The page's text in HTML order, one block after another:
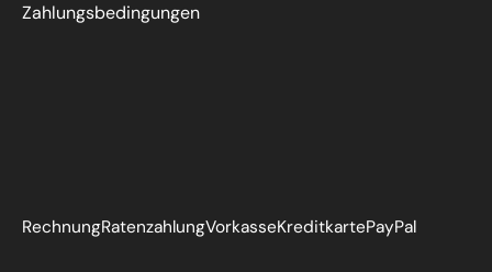
Zahlungsbedingungen
RechnungRatenzahlungVorkasseKreditkartePayPal